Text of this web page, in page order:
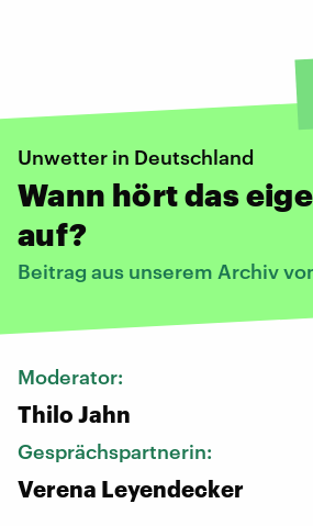
Unwetter in Deutschland
Wann hört das
auf?
Beitrag aus unserem Archiv
Moderator:
Thilo Jahn
Gesprächspartnerin:
Verena Leyendecker